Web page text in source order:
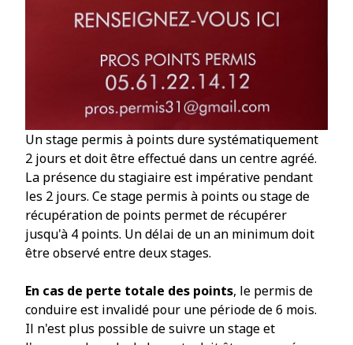
Un stage permis à points dure systématiquement
2 jours et doit être effectué dans un centre agréé.
La présence du stagiaire est impérative pendant
les 2 jours. Ce stage permis à points ou stage de
récupération de points permet de récupérer
jusqu'à 4 points. Un délai de un an minimum doit
être observé entre deux stages.
En cas de perte totale des points, le permis de
conduire est invalidé pour une période de 6 mois.
Il n'est plus possible de suivre un stage et